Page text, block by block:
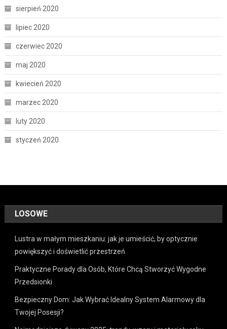
sierpień 2020
lipiec 2020
czerwiec 2020
maj 2020
kwiecień 2020
marzec 2020
luty 2020
styczeń 2020
LOSOWE
Lustra w małym mieszkaniu: jak je umieścić, by optycznie
powiększyć i doświetlić przestrzeń
Praktyczne Porady dla Osób, Które Chcą Stworzyć Wygodne
Przedsionki
Bezpieczny Dom: Jak Wybrać Idealny System Alarmowy dla
Twojej Posesji?